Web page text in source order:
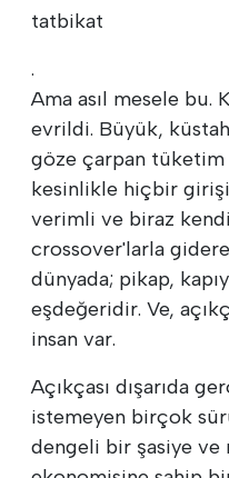
tatbikat
.
Ama asıl mesele bu.
evrildi. Büyük,
göze çarpan
kesinlikle hiçbir
verimli ve biraz
crossover'larla
dünyada; pikap,
eşdeğeridir. Ve,
insan var.
Açıkçası dışarıda
istemeyen birçok
dengeli bir şasiye ve